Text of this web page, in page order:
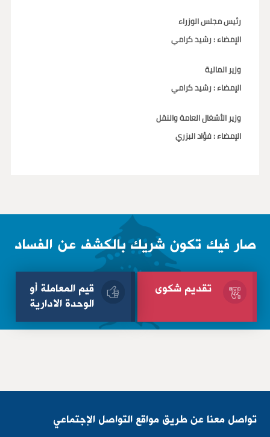
رئيس مجلس الوزراء
الإمضاء : رشيد كرامي
وزير المالية
الإمضاء : رشيد كرامي
وزير الأشغال العامة والنقل
الإمضاء : فؤاد البزري
صار فيك تكون شريك بالكشف عن الفساد
تقديم شكوى
قيم المعاملة أو
الوحدة الادارية
البريد الإلكتروني
البريد الإلكتروني
تواصل معنا عن طريق مواقع التواصل الإجتماعي